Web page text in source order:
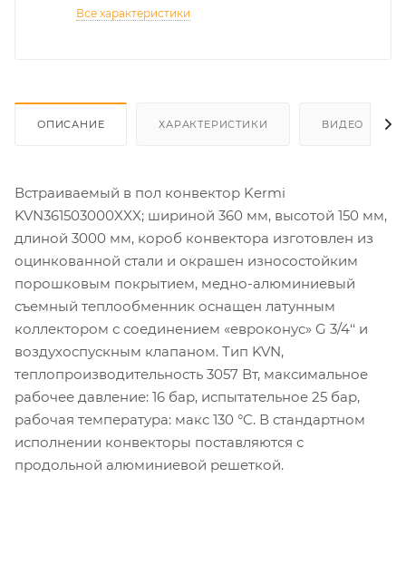
Все характеристики
ОПИСАНИЕ ХАРАКТЕРИСТИКИ ВИДЕО
Встраиваемый в пол конвектор Kermi
KVN361503000XXX; шириной 360 мм, высотой 150 мм,
длиной 3000 мм, короб конвектора изготовлен из
оцинкованной стали и окрашен износостойким
порошковым покрытием, медно-алюминиевый
съемный теплообменник оснащен латунным
коллектором с соединением «евроконус» G 3/4‘‘ и
воздухоспускным клапаном. Тип KVN,
теплопроизводительность 3057 Вт, максимальное
рабочее давление: 16 бар, испытательное 25 бар,
рабочая температура: макс 130 °C. В стандартном
исполнении конвекторы поставляются с
продольной алюминиевой решеткой.